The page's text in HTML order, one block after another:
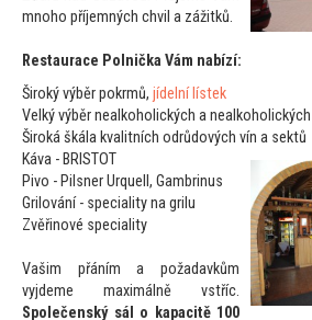
mnoho příjemných chvil a zážitků.
Restaurace Polnička Vám nabízí:
Široký výběr pokrmů, jídelní lístek
Velký výběr nealkoholických a
Široká škála kvalitních odrůdových vín a sektů
Káva - BRISTOT
Pivo - Pilsner Urquell, Gambrinus
Grilování - speciality na grilu
Zvěřinové speciality
Vašim přáním a požadavkům
vyjdeme maximálně vstříc.
Společenský sál o kapacitě 100